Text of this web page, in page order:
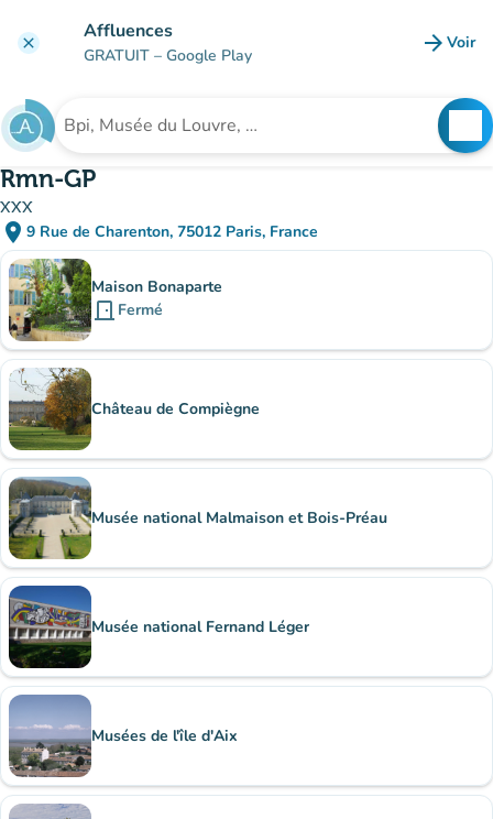
clear Affluences
GRATUIT – Google Play arrow_forward Voir
Rechercher un établissement
Rmn-GP
xxx
place 9 Rue de Charenton, 75012 Paris, France
(ouvrir dans Google Maps)
(nouvel onglet)
Sous-sites
Maison Bonaparte
door_front Fermé
Château de Compiègne
Musée national Malmaison et Bois-Préau
Musée national Fernand Léger
Musées de l'île d'Aix